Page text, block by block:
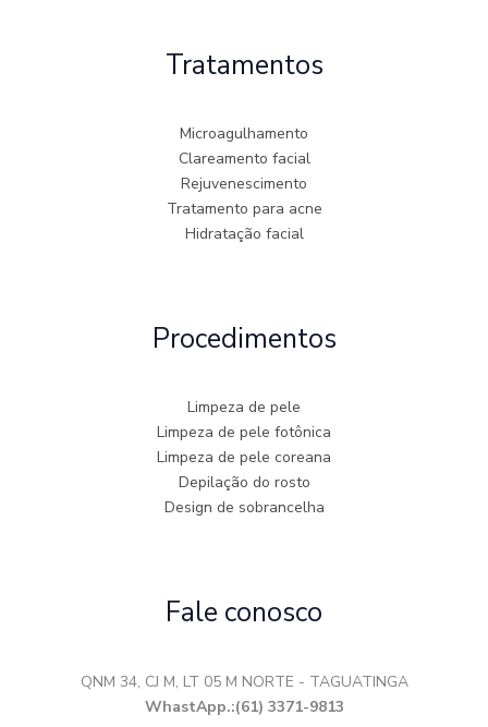
Tratamentos
Microagulhamento
Clareamento facial
Rejuvenescimento
Tratamento para acne
Hidratação facial
Procedimentos
Limpeza de pele
Limpeza de pele fotônica
Limpeza de pele coreana
Depilação do rosto
Design de sobrancelha
Fale conosco
QNM 34, CJ M, LT 05 M NORTE - TAGUATINGA
WhastApp.:(61) 3371-9813